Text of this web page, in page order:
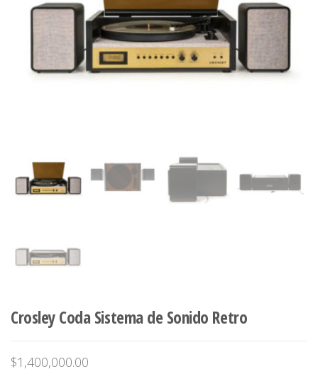
Crosley Coda Sistema de Sonido Retro
$1,400,000.00